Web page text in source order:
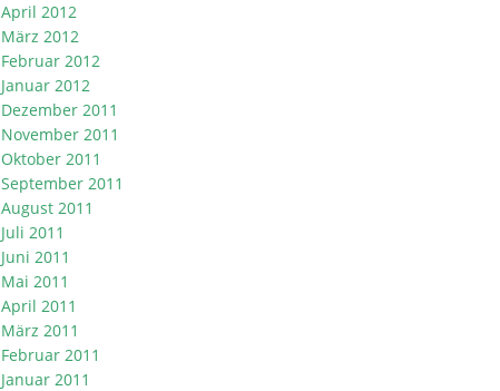
April 2012
März 2012
Februar 2012
Januar 2012
Dezember 2011
November 2011
Oktober 2011
September 2011
August 2011
Juli 2011
Juni 2011
Mai 2011
April 2011
März 2011
Februar 2011
Januar 2011